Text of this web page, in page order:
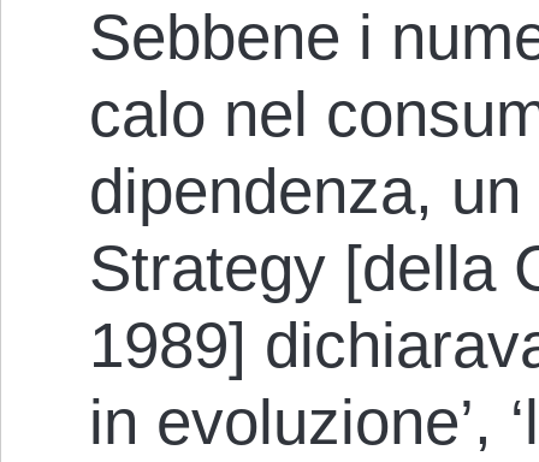
Sebbene i
calo nel
dipendenza,
Strategy [della
1989]
in evoluzione’,